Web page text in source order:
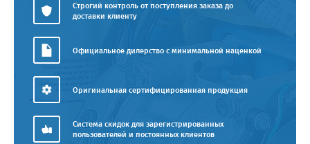
Строгий контроль от поступления заказа до
доставки клиенту
Официальное дилерство с минимальной наценкой
Оригинальная сертифицированная продукция
Система скидок для зарегистрированных
пользователей и постоянных клиентов